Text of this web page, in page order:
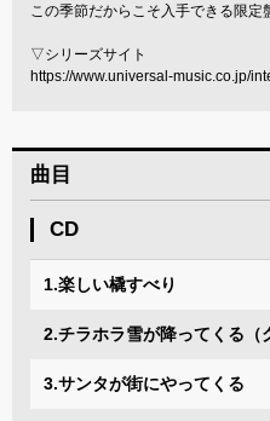
この季節だからこそ入手できる限定
▽シリーズサイト
https://www.universal-music.co.jp/
曲目
CD
1.楽しい橇すべり
2.チラホラ雪が降ってくる（
3.サンタが街にやってくる